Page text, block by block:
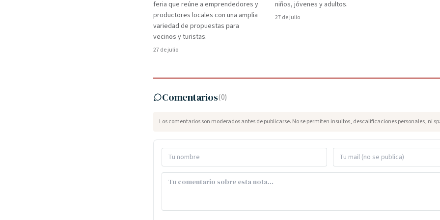
feria que reúne a emprendedores y
productores locales con una amplia
variedad de propuestas para
vecinos y turistas.
27 de julio
niños, jóvenes y adultos.
27 de julio
Comentarios(0)
Los comentarios son moderados antes de publicarse. No se permiten insultos, descalificaciones personales, ni